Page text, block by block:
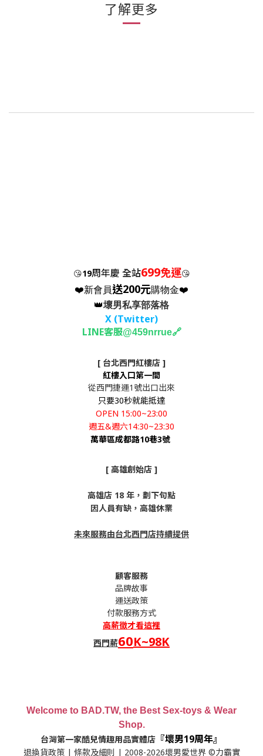
了解更多
😘19周年慶 全站699免運😘
❤️新會員送200元購物金❤️
👑壞男私享部落格
X (Twitter)
LINE客服@459nrrue🔗
[ 台北西門紅樓店 ]
紅樓入口第一間
從西門捷運1號出口出來
只要30秒就能抵達
OPEN 15:00~23:00
週五&週六14:30~23:30
萬華區成都路10巷3號
[ 高雄創始店 ]
高雄店 18 年，劃下句點
因人員有缺，高雄休業
未來服務由台北西門店持續提供
顧客服務
品牌故事
運送政策
付款服務方式
高薪徵才看這裡
西門薪60K~98K
Welcome to BAD.TW, the Best Sex-toys & Wear
Shop.
台灣第一家酷兒情趣用品實體店 『壞男19周年』
退換貨政策| 條款及細則 | 2008-2026壞男愛世界 ©力霸實